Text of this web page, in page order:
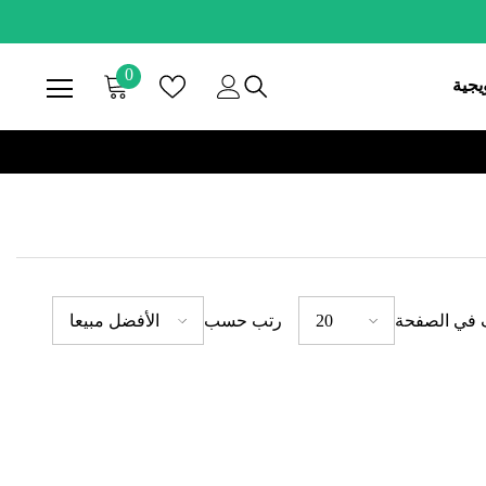
0
0
صنف
في الصفحة 20 رتب حسب الأفضل مبيعا